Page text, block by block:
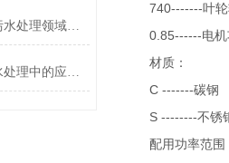
740-------叶轮
0.85------电机
材质：
C -------碳钢
S --------不锈
配用功率范围
曝气池潜水推流器在污水处理领域具有广泛的应用
回转式格栅除污机在水处理中的应用效果分析